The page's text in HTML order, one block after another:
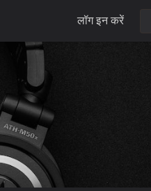
लॉग इन करें